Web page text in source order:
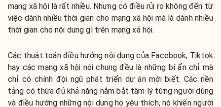
mạng xã hội là rất nhiều. Nhưng có điều rủi ro không đến từ
việc dành nhiều thời gian cho mạng xã hội mà là dành nhiều
thời gian cho nội dung gì trên mạng xã hội.
Các thuật toán điều hướng nội dung của Facebook, Tiktok
hay các mạng xã hội nói chung đều là những bí ẩn chỉ mà
chỉ có chính đội ngũ phát triển dự án mới biết. Các nền
tảng có thừa đủ khả năng nắm bắt tâm lý từng người dùng
và điều hướng những nội dung họ yêu thích, nó khiến người